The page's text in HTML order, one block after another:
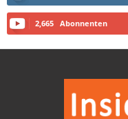
2,665 Abonnenten